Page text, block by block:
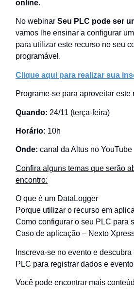
online.
No webinar Seu PLC pode ser
vamos lhe ensinar a configurar
para utilizar este recurso no seu
programável.
Clique aqui para realizar sua
Programe-se para aproveitar este
Quando: 24/11 (terça-feira)
Horário: 10h
Onde: canal da Altus no YouTube
Confira alguns temas que serão
encontro:
O que é um DataLogger
Porque utilizar o recurso em
Como configurar o seu PLC para
Caso de aplicação – Nexto
Inscreva-se no evento e
PLC para registrar dados e
Você pode encontrar mais